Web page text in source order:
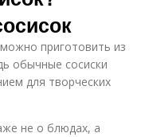
приготовить из
обычные сосиски
для творческих
не о блюдах, а